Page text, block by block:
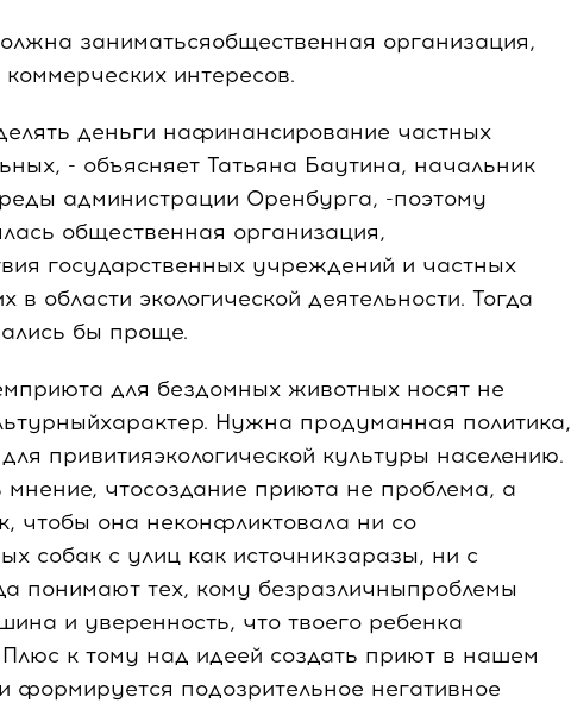
заниматьсяобщественная организация,
интересов.
деньги нафинансирование частных
- объясняет Татьяна Баутина, начальник
администрации Оренбурга, -поэтому
общественная организация,
государственных учреждений и частных
области экологической деятельности. Тогда
бы проще.
для бездомных животных носят не
Нужна продуманная политика,
привитияэкологической культуры населению.
чтосоздание приюта не проблема, а
чтобы она неконфликтовала ни со
собак с улиц как источникзаразы, ни с
понимают тех, кому безразличныпроблемы
и уверенность, что твоего ребенка
к тому над идеей создать приют в нашем
формируется подозрительное негативное